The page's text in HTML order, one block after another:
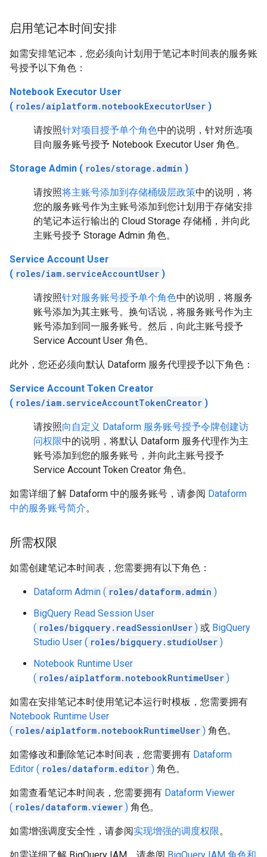
启用笔记本时间安排
如需安排笔记本，您必须向计划用于笔记本时间表的服务账
号授予以下角色：
Notebook Executor User
( roles/aiplatform.notebookExecutorUser )
请按照针对项目授予单个角色中的说明，针对所选项
目向服务账号授予 Notebook Executor User 角色。
Storage Admin ( roles/storage.admin )
请按照将主账号添加到存储桶级层政策中的说明，将
您的服务账号作为主账号添加到您计划用于存储安排
的笔记本运行输出的 Cloud Storage 存储桶，并向此
主账号授予 Storage Admin 角色。
Service Account User
( roles/iam.serviceAccountUser )
请按照针对服务账号授予单个角色中的说明，将服务
账号添加为其主账号。换句话说，将服务账号作为主
账号添加到同一服务账号。然后，向此主账号授予
Service Account User 角色。
此外，您还必须向默认 Dataform 服务代理授予以下角色：
Service Account Token Creator
( roles/iam.serviceAccountTokenCreator )
请按照向自定义 Dataform 服务账号授予令牌创建访
问权限中的说明，将默认 Dataform 服务代理作为主
账号添加到您的服务账号，并向此主账号授予
Service Account Token Creator 角色。
如需详细了解 Dataform 中的服务账号，请参阅 Dataform
中的服务账号简介。
所需权限
如需创建笔记本时间表，您需要拥有以下角色：
Dataform Admin ( roles/dataform.admin )
BigQuery Read Session User
( roles/bigquery.readSessionUser ) 或 BigQuery
Studio User ( roles/bigquery.studioUser )
Notebook Runtime User
( roles/aiplatform.notebookRuntimeUser )
如需在安排笔记本时使用笔记本运行时模板，您需要拥有
Notebook Runtime User
( roles/aiplatform.notebookRuntimeUser ) 角色。
如需修改和删除笔记本时间表，您需要拥有 Dataform
Editor ( roles/dataform.editor ) 角色。
如需查看笔记本时间表，您需要拥有 Dataform Viewer
( roles/dataform.viewer ) 角色。
如需增强调度安全性，请参阅实现增强的调度权限。